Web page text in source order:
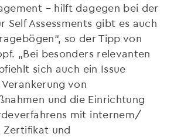
– hilft dagegen bei der
Self Assessments gibt es auch
so der Tipp von
„Bei besonders relevanten
sich auch ein Issue
von
und die Einrichtung
mit internem/
Zertifikat und